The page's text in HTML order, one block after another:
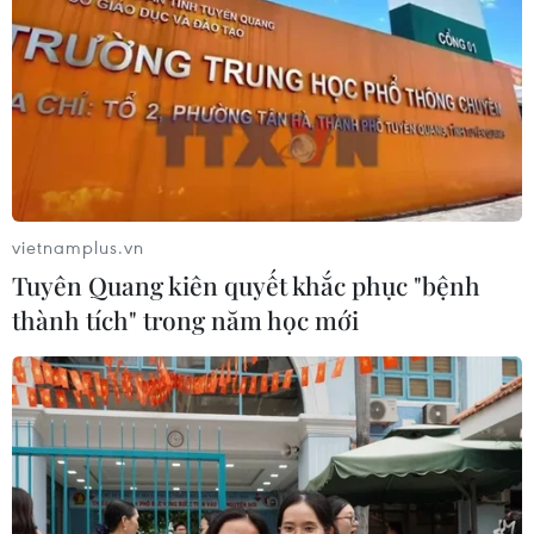
Quan hệ Việt Nam-New Zealand
đứng trước nhiều cơ hội phát triển
mới
10/08/2026 02:06
Trung Quốc tất bật bước vào
Trung Quốc: Giá tiêu dùng và giá sản
xuất cùng giảm tốc trong tháng
7/2026
09/08/2026 14:40
vietnamplus.vn
Tuyên Quang kiên quyết khắc phục "bệnh
thành tích" trong năm học mới